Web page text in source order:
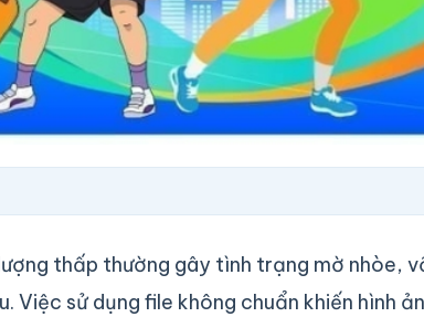
thấp thường gây tình trạng mờ nhòe,
Việc sử dụng file không chuẩn khiến hình